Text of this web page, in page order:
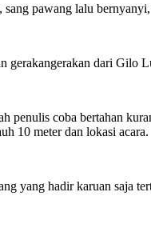
sang pawang lalu
gerakangerakan dari Gilo
penulis coba bertahan
10 meter dan lokasi acara.
yang hadir karuan saja